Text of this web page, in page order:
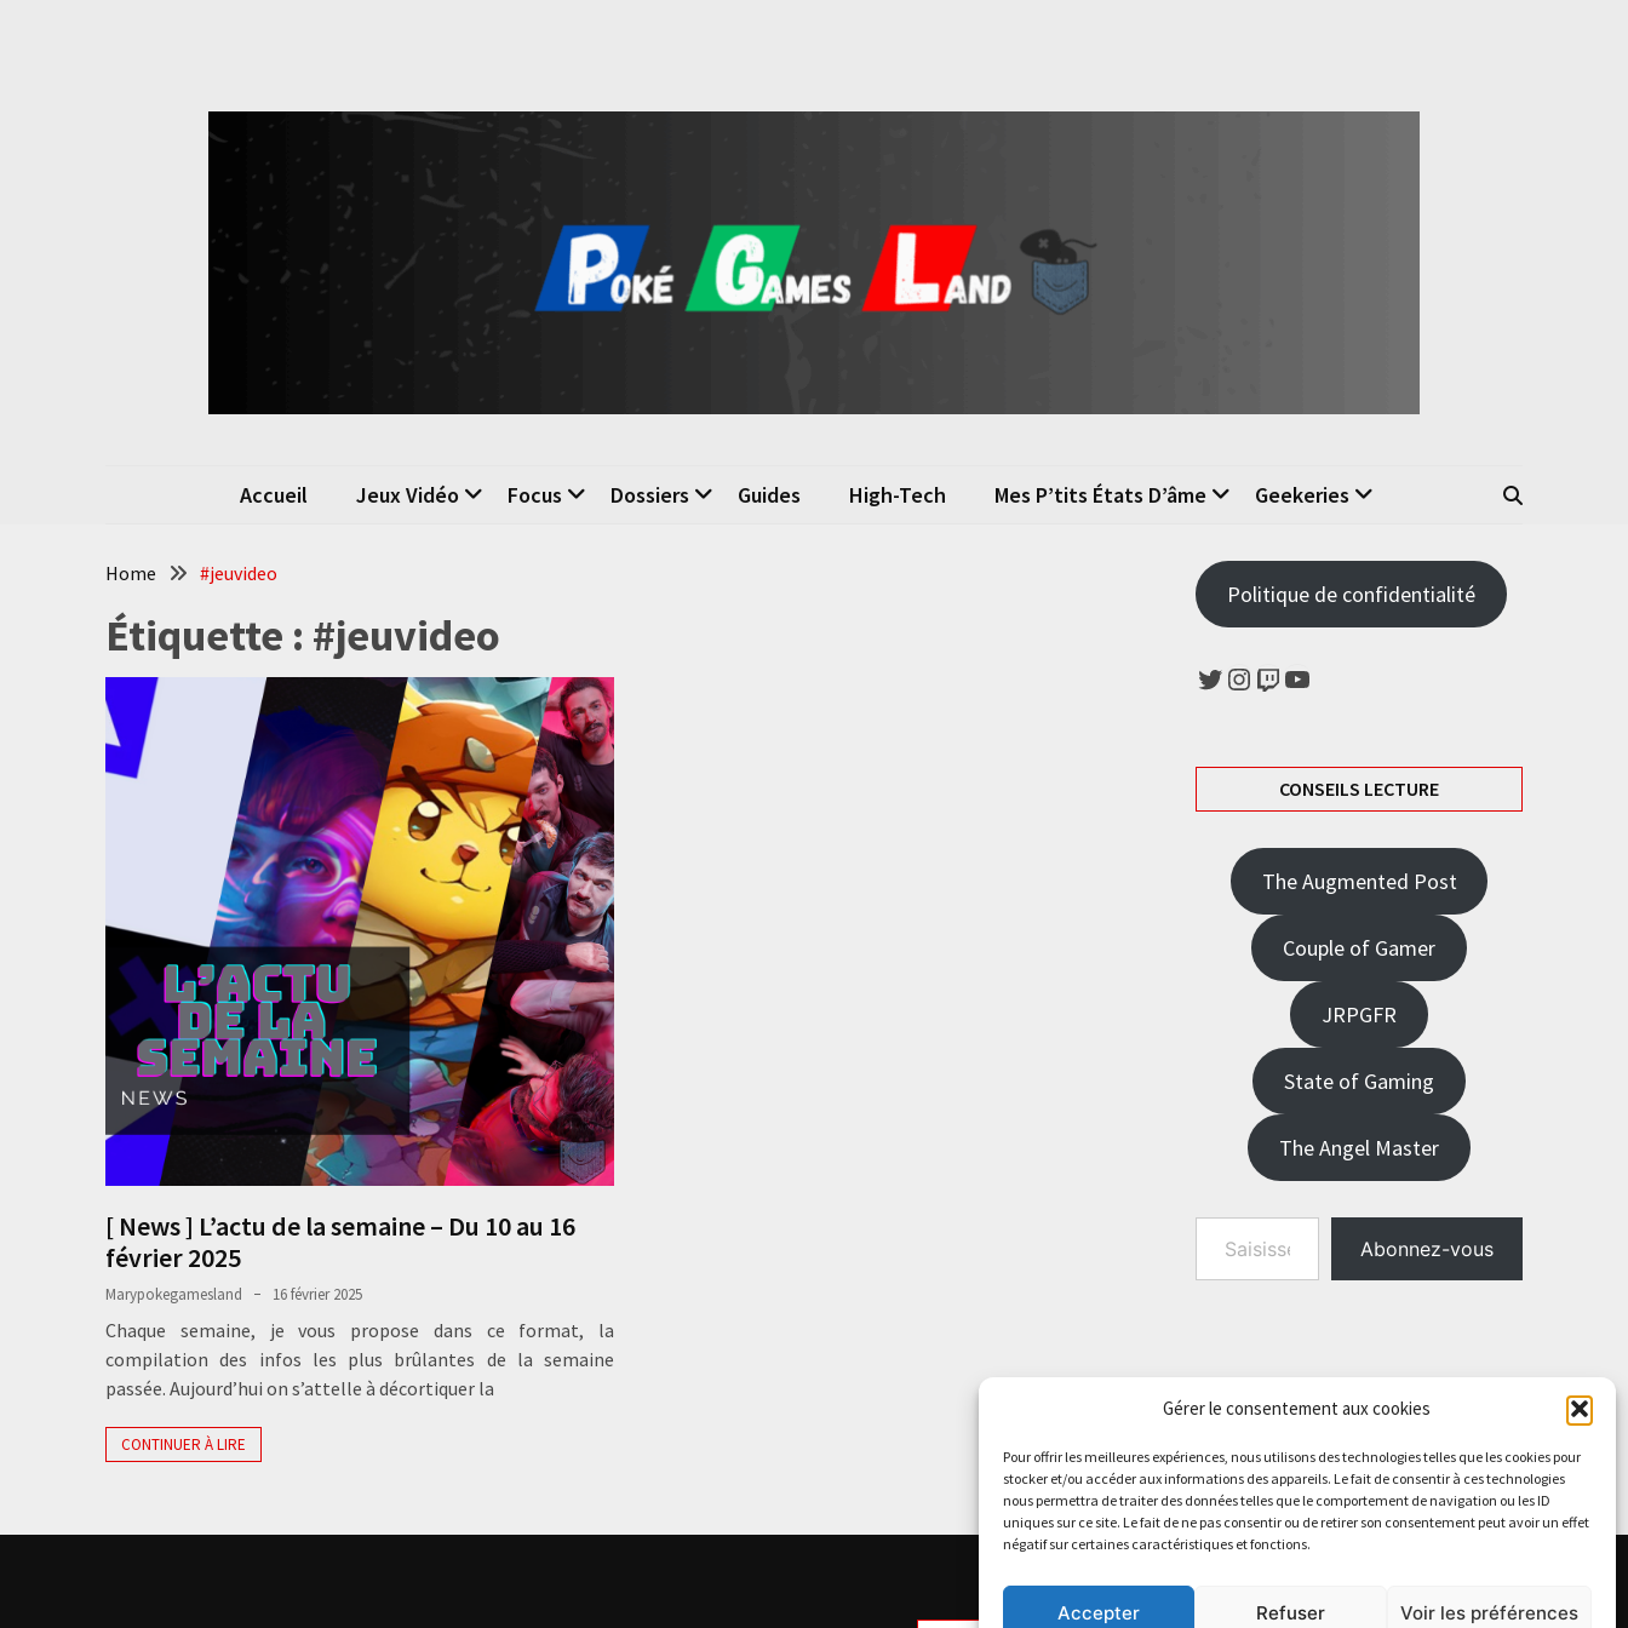
Gérer le consentement aux cookies
Pour offrir les meilleures expériences, nous utilisons des technologies telles que les cookies pour
stocker et/ou accéder aux informations des appareils. Le fait de consentir à ces technologies
nous permettra de traiter des données telles que le comportement de navigation ou les ID
uniques sur ce site. Le fait de ne pas consentir ou de retirer son consentement peut avoir un effet
négatif sur certaines caractéristiques et fonctions.
Accepter Refuser Voir les préférences
Poké Games Land
La passion du jeu vidéo
Accueil Jeux Vidéo Focus Dossiers Guides High-Tech Mes P’tits États D’âme Geekeries
Home #jeuvideo
Étiquette : #jeuvideo
[ News ] L’actu de la semaine – Du 10 au 16
février 2025
Marypokegamesland 16 février 2025
Chaque semaine, je vous propose dans ce format, la
compilation des infos les plus brûlantes de la semaine
passée. Aujourd’hui on s’attelle à décortiquer la
CONTINUER À LIRE
Politique de confidentialité
Twitter
Instagram
TwitchYouTube
CONSEILS LECTURE
The Augmented Post
Couple of Gamer
JRPGFR
State of Gaming
The Angel Master
Saisissez votre adresse e-mail…
Abonnez-vous